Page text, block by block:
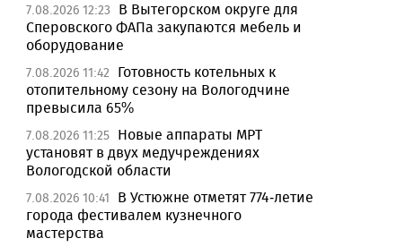
7.08.2026 12:23
В Вытегорском округе для
Сперовского ФАПа закупаются мебель и
оборудование
7.08.2026 11:42
Готовность котельных к
отопительному сезону на Вологодчине
превысила 65%
7.08.2026 11:25 Новые аппараты МРТ
установят в двух медучреждениях
Вологодской области
7.08.2026 10:41
В Устюжне отметят 774-летие
города фестивалем кузнечного
мастерства